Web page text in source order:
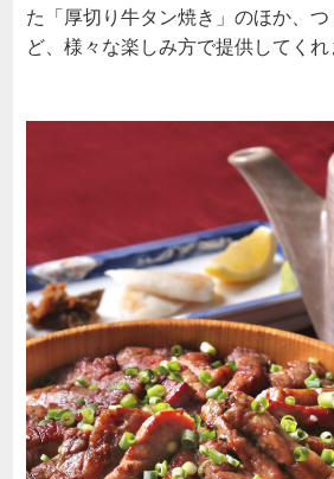
た「厚切り牛タン焼き」のほか、
ど、様々な楽しみ方で提供してくれ